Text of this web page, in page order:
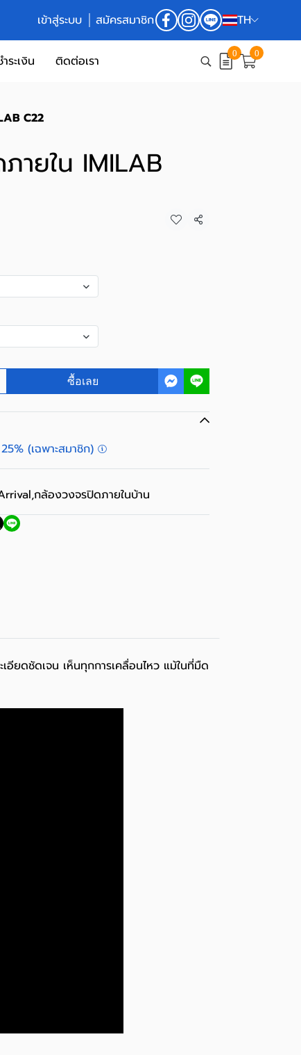
เข้าสู่ระบบ สมัครสมาชิก TH
ระเงิน ติดต่อเรา 0 0
C22
ายใน IMILAB
แชร์
ซื้อเลย
(เฉพาะสมาชิก)
,กล้องวงจรปิดภายในบ้าน
ยดชัดเจน เห็นทุกการเคลื่อนไหว แม้ในที่มืด